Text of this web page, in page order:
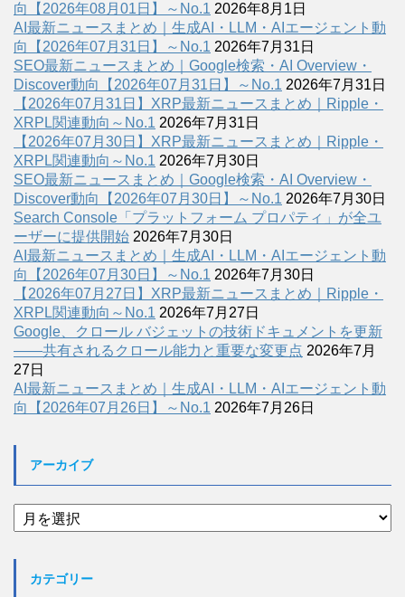
向【2026年08月01日】～No.1 2026年8月1日
AI最新ニュースまとめ｜生成AI・LLM・AIエージェント動
向【2026年07月31日】～No.1 2026年7月31日
SEO最新ニュースまとめ｜Google検索・AI Overview・
Discover動向【2026年07月31日】～No.1 2026年7月31日
【2026年07月31日】XRP最新ニュースまとめ｜Ripple・
XRPL関連動向～No.1 2026年7月31日
【2026年07月30日】XRP最新ニュースまとめ｜Ripple・
XRPL関連動向～No.1 2026年7月30日
SEO最新ニュースまとめ｜Google検索・AI Overview・
Discover動向【2026年07月30日】～No.1 2026年7月30日
Search Console「プラットフォーム プロパティ」が全ユ
ーザーに提供開始 2026年7月30日
AI最新ニュースまとめ｜生成AI・LLM・AIエージェント動
向【2026年07月30日】～No.1 2026年7月30日
【2026年07月27日】XRP最新ニュースまとめ｜Ripple・
XRPL関連動向～No.1 2026年7月27日
Google、クロール バジェットの技術ドキュメントを更新
――共有されるクロール能力と重要な変更点 2026年7月
27日
AI最新ニュースまとめ｜生成AI・LLM・AIエージェント動
向【2026年07月26日】～No.1 2026年7月26日
アーカイブ
ア
ー
カテゴリー